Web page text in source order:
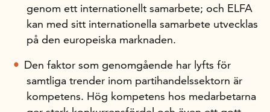
genom ett interna­tio­nellt samarbete; och ELFA
kan med sitt internationella samarbete utvecklas
på den europeiska marknaden.
Den faktor som genomgående har lyfts för
samtliga trender inom partihandelssektorn är
kompetens. Hög kompetens hos medarbetarna